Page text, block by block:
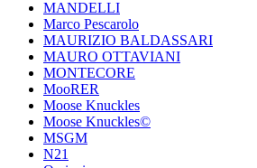
MANDELLI
Marco Pescarolo
MAURIZIO BALDASSARI
MAURO OTTAVIANI
MONTECORE
MooRER
Moose Knuckles
Moose Knuckles©️
MSGM
N21